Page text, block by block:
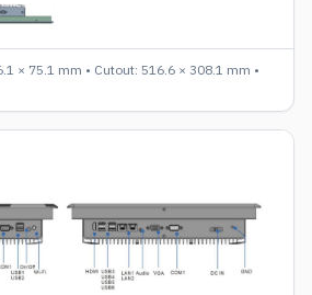
× 75.1 mm • Cutout: 516.6 × 308.1 mm •